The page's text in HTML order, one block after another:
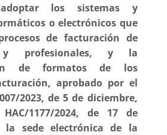
los sistemas y
o electrónicos que
de facturación de
y profesionales, y la
de formatos de los
aprobado por el
2023, de 5 de diciembre,
1177/2024, de 17 de
sede electrónica de la